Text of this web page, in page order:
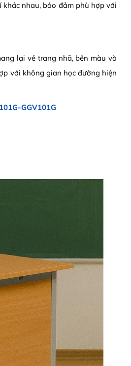
nhau, bảo đảm phù hợp với
lại vẻ trang nhã, bền màu và
với không gian học đường hiện
GGV101G